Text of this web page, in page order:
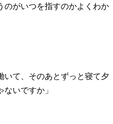
のがいつを指すのかよくわか
いて、そのあとずっと寝て夕
いですか」